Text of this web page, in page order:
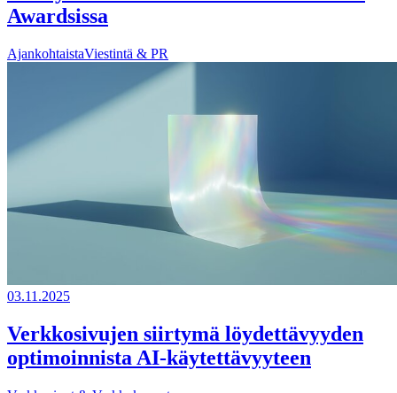
Awardsissa
AjankohtaistaViestintä & PR
03.11.2025
Verkkosivujen siirtymä löydettävyyden
optimoinnista AI-käytettävyyteen